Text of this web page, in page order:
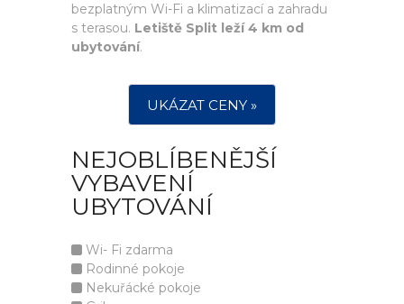
bezplatným Wi-Fi a klimatizací a zahradu
s terasou. Letiště Split leží 4 km od
ubytování.
UKÁZAT CENY »
NEJOBLÍBENĚJŠÍ
VYBAVENÍ
UBYTOVÁNÍ
Wi- Fi zdarma
Rodinné pokoje
Nekuřácké pokoje